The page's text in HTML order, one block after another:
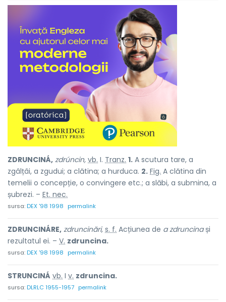
ZDRUNCINÁ, zdrúncin, vb. I. Tranz. 1. A scutura tare, a
zgâlțâi, a zgudui; a clătina; a hurduca. 2. Fig. A clătina din
temelii o concepție, o convingere etc.; a slăbi, a submina, a
șubrezi. – Et. nec.
sursa:DEX '98 1998 permalink
ZDRUNCINÁRE, zdruncinări, s. f. Acțiunea de a zdruncinași
rezultatul ei. – V. zdruncina.
sursa:DEX '98 1998 permalink
STRUNCINÁ vb. I v. zdruncina.
sursa:DLRLC 1955-1957 permalink